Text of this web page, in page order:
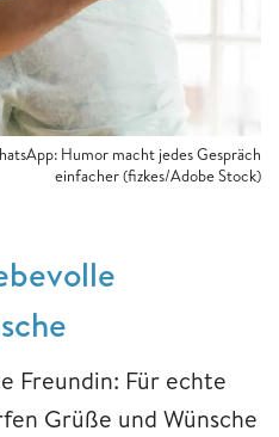
Humor macht jedes Gespräch
einfacher (fizkes/Adobe Stock)
Freundin: Für echte
Grüße und Wünsche